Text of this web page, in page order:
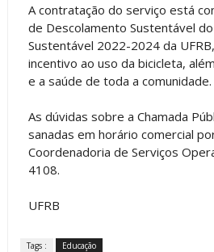
A contratação do serviço está
de Descolamento Sustentável
Sustentável 2022-2024 da
incentivo ao uso da bicicleta,
e a saúde de toda a comunidade.
As dúvidas sobre a Chamada
sanadas em horário comercial
Coordenadoria de Serviços
4108.
UFRB
Tags : Educação